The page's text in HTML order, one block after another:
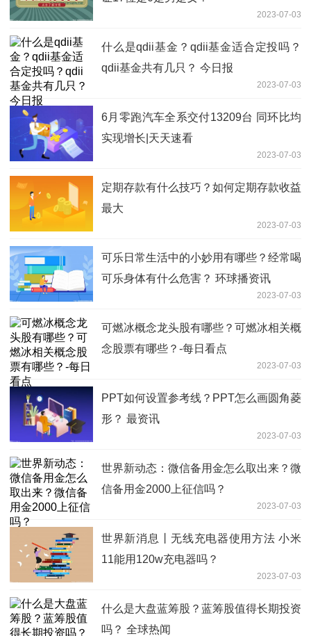
2023-07-03
什么是qdii基金？qdii基金适合定投吗？
qdii基金共有几只？ 今日报
2023-07-03
6月零跑汽车全系交付13209台 同环比均
实现增长|天天速看
2023-07-03
定期存款有什么技巧？如何定期存款收益
最大
2023-07-03
可乐日常生活中的小妙用有哪些？经常喝
可乐身体有什么危害？ 环球播资讯
2023-07-03
可燃冰概念龙头股有哪些？可燃冰相关概
念股票有哪些？-每日看点
2023-07-03
PPT如何设置参考线？PPT怎么画圆角菱
形？ 最资讯
2023-07-03
世界新动态：微信备用金怎么取出来？微
信备用金2000上征信吗？
2023-07-03
世界新消息丨无线充电器使用方法 小米
11能用120w充电器吗？
2023-07-03
什么是大盘蓝筹股？蓝筹股值得长期投资
吗？ 全球热闻